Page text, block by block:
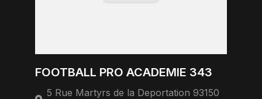
FOOTBALL PRO ACADEMIE 343
5 Rue Martyrs de la Deportation 93150